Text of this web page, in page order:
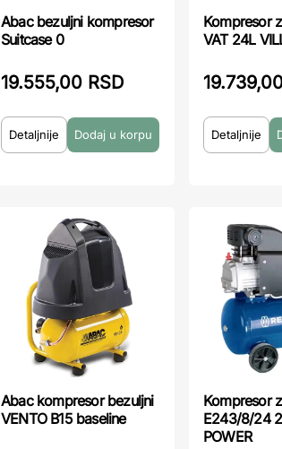
Abac bezuljni kompresor
Suitcase 0
19.555,00 RSD
Detaljnije
Kompresor
VAT 24L
Detaljnije
Abac kompresor bezuljni
VENTO B15 baseline
Kompresor
E243/8/24
POWER